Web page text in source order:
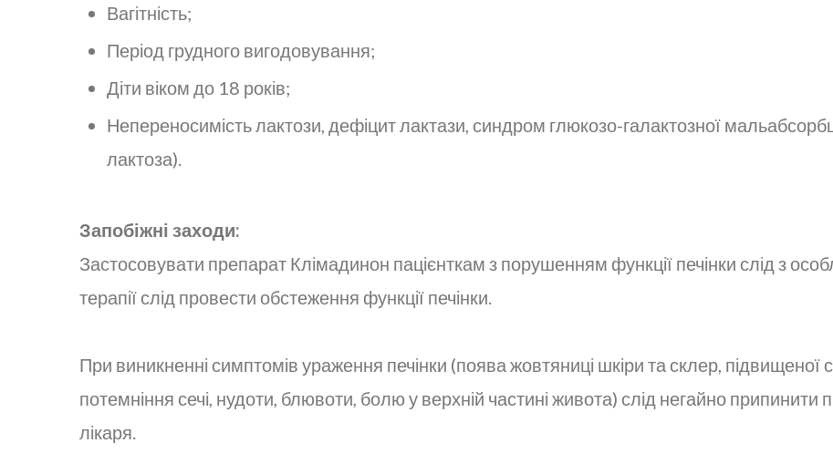
Вагітність;
Період грудного вигодовування;
Діти віком до 18 років;
Непереносимість лактози, дефіцит лактази, синдром глюкозо-галактозної
лактоза).
Запобіжні заходи:
Застосовувати препарат Клімадинон пацієнткам з порушенням функції печінки слід з
терапії слід провести обстеження функції печінки.
При виникненні симптомів ураження печінки (поява жовтяниці шкіри та склер, підвищеної
потемніння сечі, нудоти, блювоти, болю у верхній частині живота) слід негайно
лікаря.